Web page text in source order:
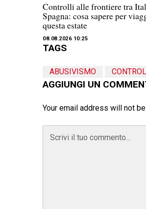
Controlli alle frontiere tra
Spagna: cosa sapere per
questa estate
08.08.2026 10:25
TAGS
ABUSIVISMO
AGGIUNGI UN
Your email address will not